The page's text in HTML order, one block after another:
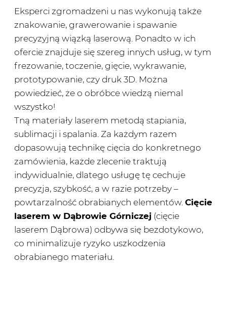
Eksperci zgromadzeni u nas wykonują także
znakowanie, grawerowanie i spawanie
precyzyjną wiązką laserową. Ponadto w ich
ofercie znajduje się szereg innych usług, w tym
frezowanie, toczenie, gięcie, wykrawanie,
prototypowanie, czy druk 3D. Można
powiedzieć, że o obróbce wiedzą niemal
wszystko!
Tną materiały laserem metodą stapiania,
sublimacji i spalania. Za każdym razem
dopasowują technikę cięcia do konkretnego
zamówienia, każde zlecenie traktują
indywidualnie, dlatego usługę tę cechuje
precyzja, szybkość, a w razie potrzeby –
powtarzalność obrabianych elementów. Cięcie
laserem w Dąbrowie Górniczej (cięcie
laserem Dąbrowa) odbywa się bezdotykowo,
co minimalizuje ryzyko uszkodzenia
obrabianego materiału.